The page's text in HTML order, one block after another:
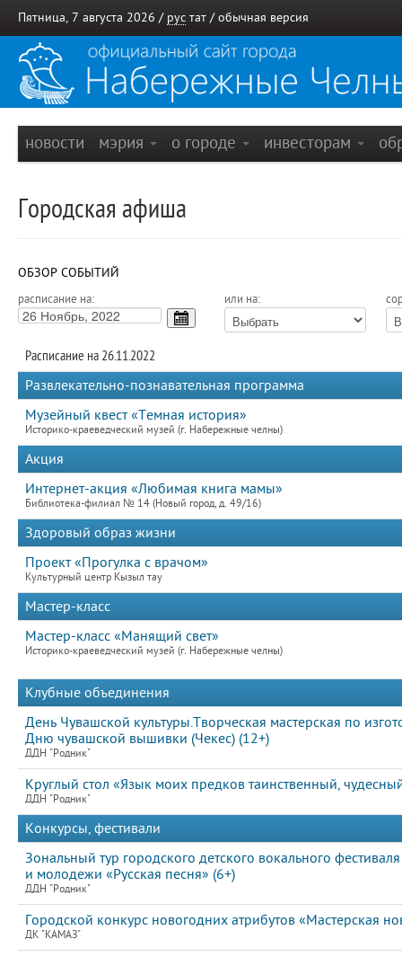
Пятница, 7 августа 2026 / рус тат / обычная версия
новости мэрия о городе инвесторам
Городская афиша
ОБЗОР СОБЫТИЙ
расписание на: или на:
Расписание на 26.11.2022
Развлекательно-познавательная программа
Музейный квест «Темная история»
Историко-краеведческий музей (г. Набережные челны)
Акция
Интернет-акция «Любимая книга мамы»
Библиотека-филиал № 14 (Новый город, д. 49/16)
Здоровый образ жизни
Проект «Прогулка с врачом»
Культурный центр Кызыл тау
Мастер-класс
Мастер-класс «Манящий свет»
Историко-краеведческий музей (г. Набережные челны)
Клубные объединения
День Чувашской культуры.Творческая мастерская по
Дню чувашской вышивки (Чекес) (12+)
ДДН "Родник"
Круглый стол «Язык моих предков таинственный,
ДДН "Родник"
Конкурсы, фестивали
Зональный тур городского детского вокального
и молодежи «Русская песня» (6+)
ДДН "Родник"
Городской конкурс новогодних атрибутов «Мастерская
ДК "КАМАЗ"